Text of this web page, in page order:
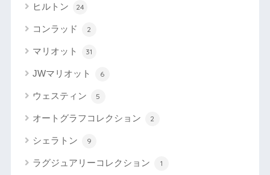
ヒルトン 24
コンラッド 2
マリオット 31
JWマリオット 6
ウェスティン 5
オートグラフコレクション 2
シェラトン 9
ラグジュアリーコレクション 1